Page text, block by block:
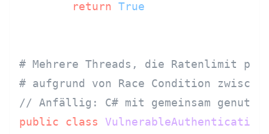
return True
# Mehrere Threads, die Ratenlimit
# aufgrund von Race Condition
// Anfällig: C# mit gemeinsam
public
class